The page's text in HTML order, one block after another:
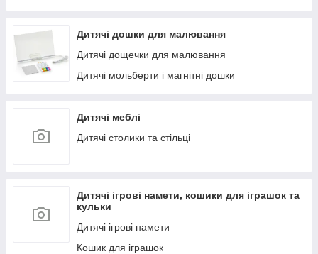
Дитячі дошки для малювання
Дитячі дощечки для малювання
Дитячі мольберти і магнітні дошки
Дитячі меблі
Дитячі столики та стільці
Дитячі ігрові намети, кошики для іграшок та
кульки
Дитячі ігрові намети
Кошик для іграшок